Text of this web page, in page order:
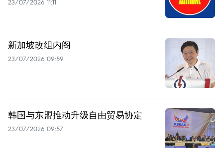
23/07/2026 11:11
新加坡改组内阁
23/07/2026 09:59
韩国与东盟推动升级自由贸易协定
23/07/2026 09:57